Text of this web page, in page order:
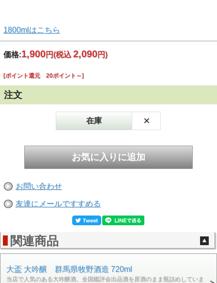
1800mlはこちら
価格:1,900円(税込 2,090円)
[ポイント還元 20ポイント～]
注文
在庫 ×
お問い合わせ
友達にメールですすめる
関連商品
大盃 大吟醸 群馬県牧野酒造 720ml
当店で人気のある大吟醸酒。全国鑑評会出品酒を原酒のまま瓶詰めしていま